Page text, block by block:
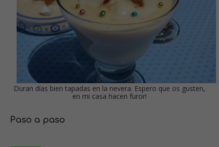
Duran días bien tapadas en la nevera. Espero que os gusten,
en mi casa hacen furor!
Paso a paso